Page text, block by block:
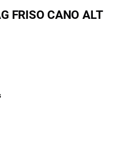
FRISO CANO ALT